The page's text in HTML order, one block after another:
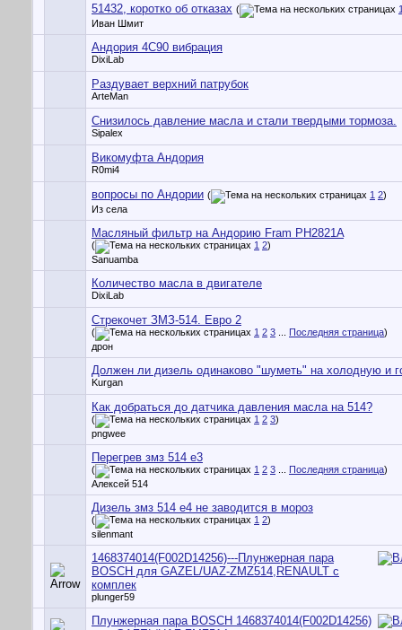
51432, коротко об отказах (
Иван Шмит
Андория 4C90 вибрация
DixiLab
Раздувает верхний патрубок
ArteMan
Снизилось давление масла и стали твердыми тормоза.
Sipalex
Викомуфта Андория
R0mi4
вопросы по Андории ( 1 2)
Из села
Масляный фильтр на Андорию Fram PH2821A
( 1 2)
Sanuamba
Количество масла в двигателе
DixiLab
Стрекочет ЗМЗ-514. Евро 2
( 1 2 3 Последняя страница)
дрон
Должен ли дизель одинаково "шуметь" на холодную и
Kurgan
Как добраться до датчика давления масла на 514?
( 1 2 3)
pngwee
Перегрев змз 514 е3
( 1 2 3 Последняя страница)
Алексей 514
Дизель змз 514 е4 не заводится в мороз
( 1 2)
silenmant
1468374014(F002D14256)---Плунжерная пара
BOSCH для GAZEL/UAZ-ZMZ514,RENAULT с
комплек
plunger59
Плунжерная пара BOSCH 1468374014(F002D14256)